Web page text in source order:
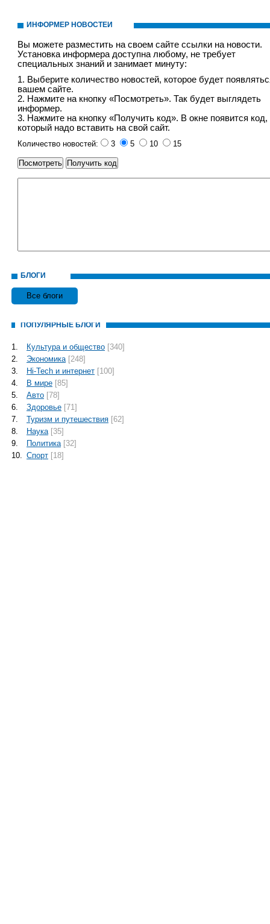
ИНФОРМЕР НОВОСТЕЙ
Вы можете разместить на своем сайте ссылки на новости.
Установка информера доступна любому, не требует
специальных знаний и занимает минуту:
1. Выберите количество новостей, которое будет
вашем сайте.
2. Нажмите на кнопку «Посмотреть». Так будет выглядеть
информер.
3. Нажмите на кнопку «Получить код». В окне появится код,
который надо вставить на свой сайт.
Количество новостей: 3 5 10 15
БЛОГИ
Все блоги
ПОПУЛЯРНЫЕ БЛОГИ
1. Культура и общество [340]
2.
Экономика [248]
3.
Hi-Tech и интернет [100]
4.
В мире [85]
5.
Авто [78]
6.
Здоровье [71]
7.
Туризм и путешествия [62]
8.
Наука [35]
9.
Политика [32]
10. Спорт [18]